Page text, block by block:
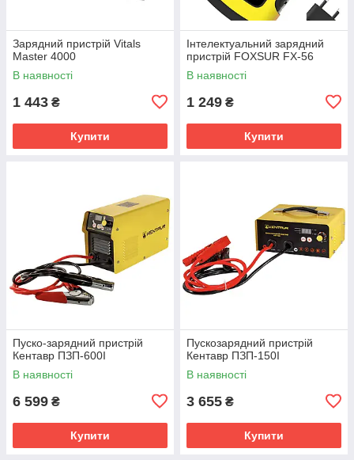
Зарядний пристрій Vitals
Master 4000
В наявності
1 443 ₴
Купити
Інтелектуальний зарядний
пристрій FOXSUR FX-56
В наявності
1 249 ₴
Купити
Пуско-зарядний пристрій
Кентавр ПЗП-600І
В наявності
6 599 ₴
Купити
Пускозарядний пристрій
Кентавр ПЗП-150І
В наявності
3 655 ₴
Купити